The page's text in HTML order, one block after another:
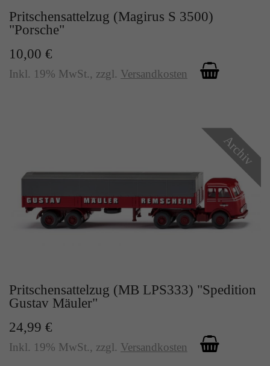
Pritschensattelzug (Magirus S 3500)
"Porsche"
10,00 €
Inkl. 19% MwSt., zzgl. Versandkosten
Archiv
Pritschensattelzug (MB LPS333) "Spedition
Gustav Mäuler"
24,99 €
Inkl. 19% MwSt., zzgl. Versandkosten